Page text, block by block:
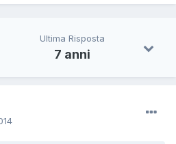
Ultima Risposta
7 anni